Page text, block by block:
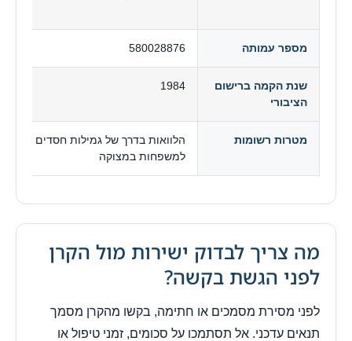
מספר עמותה 580028876
שנת הקמה ברישום
הציבורי
1984
מטרות רשומות
הלוואות בדרך של גמילות חסדים ללא
למשפחות במצוקה
מה צריך לבדוק ישירות מול הקרן
לפני הגשת בקשה?
לפני מסירת מסמכים או חתימה, בקשו מהקרן מסמך
תנאים עדכני. אל תסתמכו על סכומים, זמני טיפול או